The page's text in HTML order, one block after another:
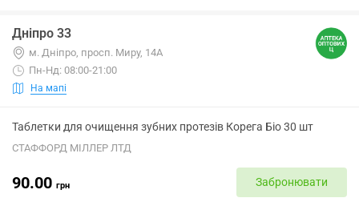
Дніпро 33
м. Дніпро, просп. Миру, 14А
Пн-Нд: 08:00-21:00
На мапі
Таблетки для очищення зубних протезів Корега Біо 30 шт
СТАФФОРД МІЛЛЕР ЛТД
90.00 грн Забронювати